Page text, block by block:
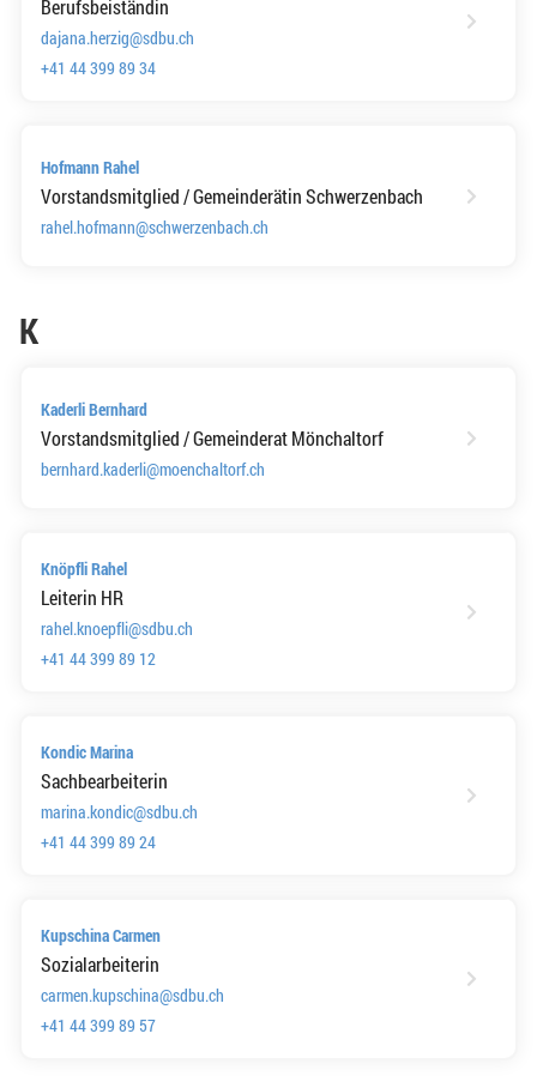
Berufsbeiständin
dajana.herzig@sdbu.ch
+41 44 399 89 34
Hofmann Rahel
Vorstandsmitglied / Gemeinderätin Schwerzenbach
rahel.hofmann@schwerzenbach.ch
K
Kaderli Bernhard
Vorstandsmitglied / Gemeinderat Mönchaltorf
bernhard.kaderli@moenchaltorf.ch
Knöpfli Rahel
Leiterin HR
rahel.knoepfli@sdbu.ch
+41 44 399 89 12
Kondic Marina
Sachbearbeiterin
marina.kondic@sdbu.ch
+41 44 399 89 24
Kupschina Carmen
Sozialarbeiterin
carmen.kupschina@sdbu.ch
+41 44 399 89 57